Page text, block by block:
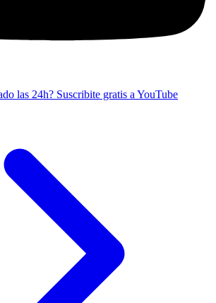
las 24h? Suscribite gratis a YouTube